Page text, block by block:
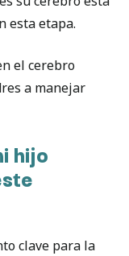
esta etapa.
el cerebro
a manejar
hijo
clave para la